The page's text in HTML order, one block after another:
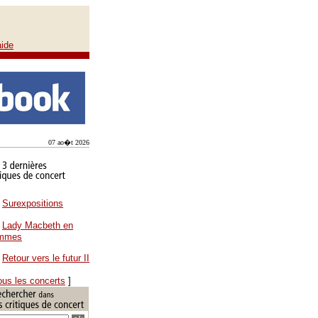
07 ao�t 2026
Surexpositions
Lady Macbeth en
Retour vers le futur II
les concerts ]